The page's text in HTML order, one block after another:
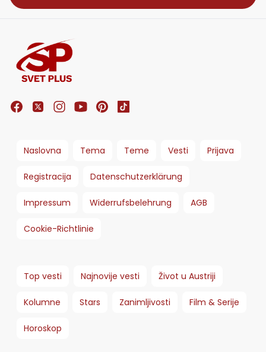
Naslovna Tema Teme Vesti Prijava
Registracija Datenschutzerklärung
Impressum Widerrufsbelehrung AGB
Cookie-Richtlinie
Top vesti Najnovije vesti Život u Austriji
Kolumne Stars Zanimljivosti Film & Serije
Horoskop